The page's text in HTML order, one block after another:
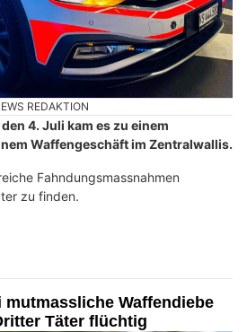
REDAKTION
4. Juli kam es zu einem
Waffengeschäft im Zentralwallis.
Fahndungsmassnahmen
zu finden.
mutmassliche Waffendiebe
Täter flüchtig